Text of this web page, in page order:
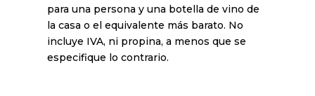
para una persona y una botella de vino de
la casa o el equivalente más barato. No
incluye IVA, ni propina, a menos que se
especifique lo contrario.